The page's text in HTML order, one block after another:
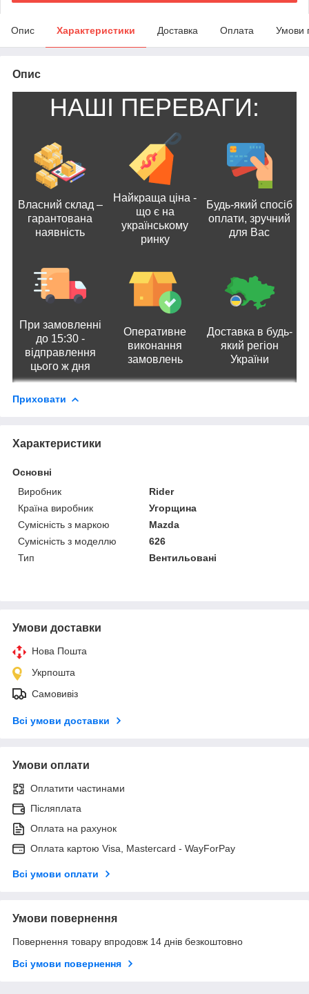
Опис Характеристики Доставка Оплата Умови
Опис
НАШІ ПЕРЕВАГИ:
Власний склад –
гарантована
наявність
Найкраща ціна -
що є на
українському
ринку
Будь-який спосіб
оплати, зручний
для Вас
При замовленні
до 15:30 -
відправлення
цього ж дня
Оперативне
виконання
замовлень
Доставка в будь-
який регіон
України
Приховати
Характеристики
Основні
Виробник
Rider
Країна виробник
Угорщина
Сумісність з маркою
Mazda
Сумісність з моделлю
626
Тип
Вентильовані
Умови доставки
Нова Пошта
Укрпошта
Самовивіз
Всі умови доставки
Умови оплати
Оплатити частинами
Післяплата
Оплата на рахунок
Оплата картою Visa, Mastercard - WayForPay
Всі умови оплати
Умови повернення
Повернення товару впродовж 14 днів безкоштовно
Всі умови повернення